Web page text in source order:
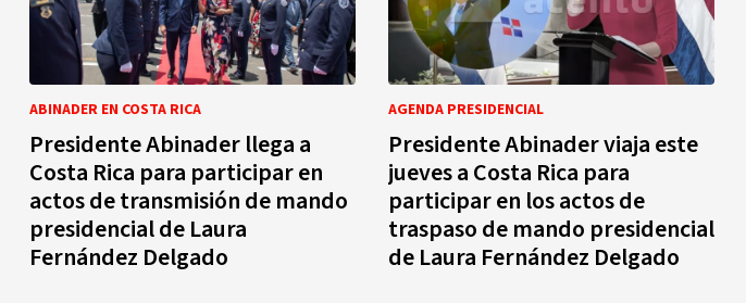
ABINADER EN COSTA RICA
Presidente Abinader llega a
Costa Rica para participar en
actos de transmisión de mando
presidencial de Laura
Fernández Delgado
AGENDA PRESIDENCIAL
Presidente Abinader viaja este
jueves a Costa Rica para
participar en los actos de
traspaso de mando presidencial
de Laura Fernández Delgado